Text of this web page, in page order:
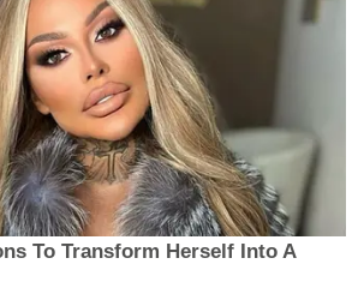
To Transform Herself Into A